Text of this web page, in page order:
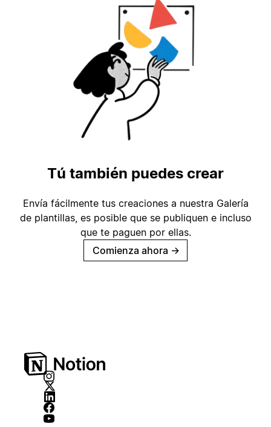
Tú también puedes crear
Envía fácilmente tus creaciones a nuestra Galería
de plantillas, es posible que se publiquen e incluso
que te paguen por ellas.
Comienza ahora →